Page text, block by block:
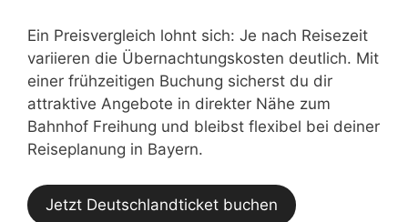
Ein Preisvergleich lohnt sich: Je nach Reisezeit
variieren die Übernachtungskosten deutlich. Mit
einer frühzeitigen Buchung sicherst du dir
attraktive Angebote in direkter Nähe zum
Bahnhof Freihung und bleibst flexibel bei deiner
Reiseplanung in Bayern.
Jetzt Deutschlandticket buchen